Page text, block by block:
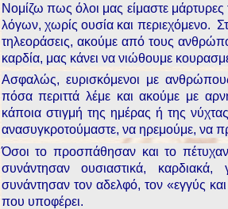
Νομίζω πως όλοι μας είμαστε
λόγων, χωρίς ουσία και περιεχόμενο.
τηλεοράσεις, ακούμε από τους
καρδία, μας κάνει να νιώθουμε
Ασφαλώς, ευρισκόμενοι με
πόσα περιττά λέμε και ακούμε με
κάποια στιγμή της ημέρας ή της
ανασυγκροτούμαστε, να ηρεμούμε, να
Όσοι το προσπάθησαν και το
συνάντησαν ουσιαστικά,
συνάντησαν τον αδελφό, τον «εγγύς
που υποφέρει.